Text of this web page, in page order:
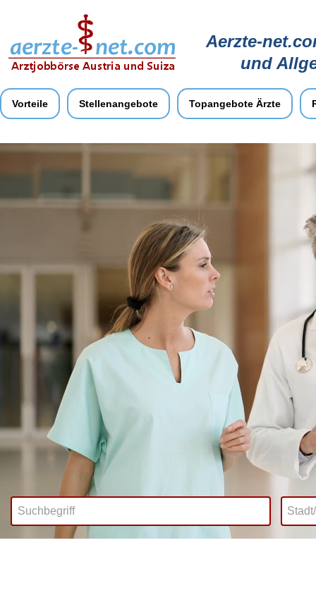
Aerzte-
und
Vorteile Stellenangebote Topangebote Ärzte